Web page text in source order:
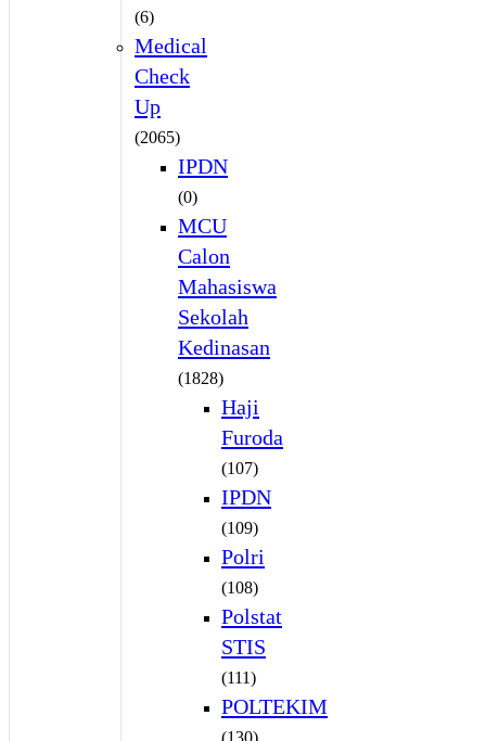
(6)
Medical
Check
Up
(2065)
IPDN
(0)
MCU
Calon
Mahasiswa
Sekolah
Kedinasan
(1828)
Haji
Furoda
(107)
IPDN
(109)
Polri
(108)
Polstat
STIS
(111)
POLTEKIM